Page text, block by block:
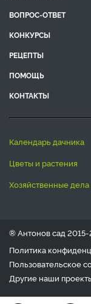
ВОПРОС-ОТВЕТ
КОНКУРСЫ
РЕЦЕПТЫ
ПОМОЩЬ
КОНТАКТЫ
календарь дачника
цветы и растения
хозяйственные дела
® Антонов сад
Политика
Пользовательское
Другие наши
Любое